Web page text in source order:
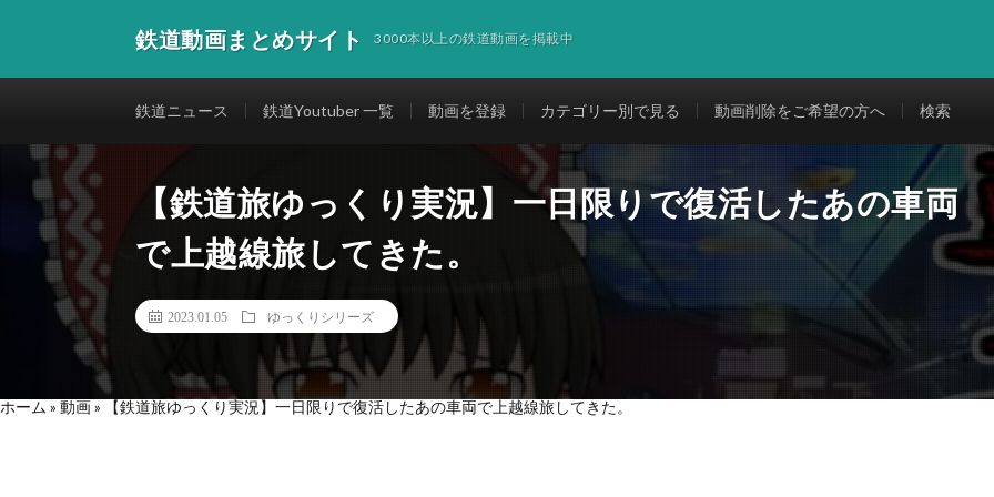
鉄道動画まとめサイト 3000本以上の鉄道動画を掲載中
鉄道ニュース 鉄道Youtuber 一覧 動画を登録 カテゴリー別で見る 動画削除をご希望の方へ 検索
【鉄道旅ゆっくり実況】一日限りで復活したあの車両
で上越線旅してきた。
2023.01.05 ゆっくりシリーズ
ホーム » 動画» 【鉄道旅ゆっくり実況】一日限りで復活したあの車両で上越線旅してきた。